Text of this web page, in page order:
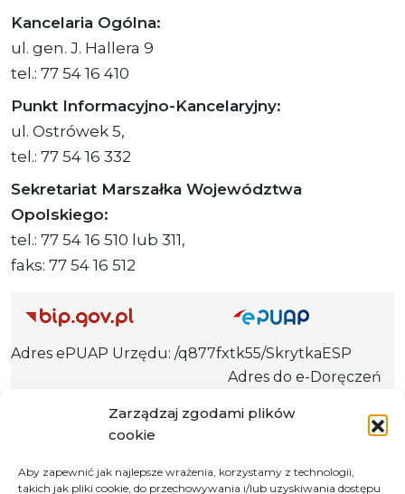
Zarządzaj zgodami plików
cookie
Aby zapewnić jak najlepsze wrażenia, korzystamy z technologii,
takich jak pliki cookie, do przechowywania i/lub uzyskiwania dostępu
Kancelaria Ogólna:
ul. gen. J. Hallera 9
tel.: 77 54 16 410
Punkt Informacyjno-Kancelaryjny:
ul. Ostrówek 5,
tel.: 77 54 16 332
Sekretariat Marszałka Województwa
Opolskiego:
tel.: 77 54 16 510 lub 311,
faks: 77 54 16 512
Adres ePUAP Urzędu: /q877fxtk55/SkrytkaESP
Adres do e-Doręczeń
Polityka prywatności